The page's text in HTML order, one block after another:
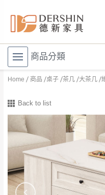
商品分類
Home 商品 桌子 茶几 大茶几
Back to list